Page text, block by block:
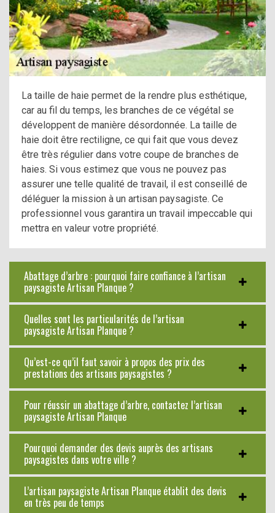
La taille de haie permet de la rendre plus esthétique,
car au fil du temps, les branches de ce végétal se
développent de manière désordonnée. La taille de
haie doit être rectiligne, ce qui fait que vous devez
être très régulier dans votre coupe de branches de
haies. Si vous estimez que vous ne pouvez pas
assurer une telle qualité de travail, il est conseillé de
déléguer la mission à un artisan paysagiste. Ce
professionnel vous garantira un travail impeccable qui
mettra en valeur votre propriété.
Abattage d’arbre : pourquoi faire confiance à l’artisan
paysagiste Artisan Planque ?
Quelles sont les particularités de l’artisan
paysagiste Artisan Planque ?
Qu’est-ce qu’il faut savoir à propos des prix des
prestations des artisans paysagistes ?
Pour réussir un abattage d’arbre, contactez l’artisan
paysagiste Artisan Planque
Pourquoi demander des devis auprès des artisans
paysagistes dans votre ville ?
L’artisan paysagiste Artisan Planque établit des devis
en très peu de temps